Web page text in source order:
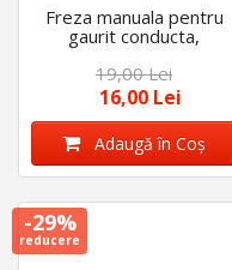
Freza manuala pentru
gaurit conducta,
diametru de 16 mm
19,00 Lei
16,00 Lei
Adaugă în Coş
-29%
reducere